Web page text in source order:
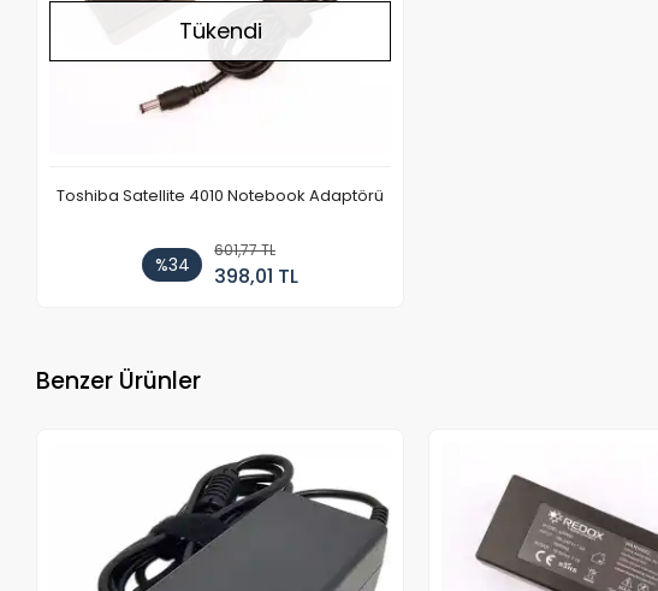
Tükendi
Toshiba Satellite 4010 Notebook Adaptörü
%34
601,77 TL
398,01 TL
Benzer Ürünler